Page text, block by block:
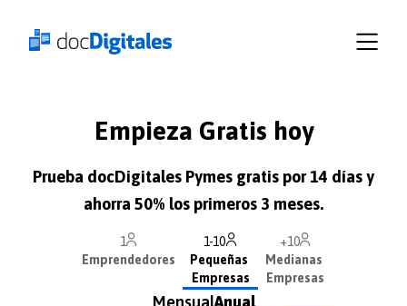
Funcionalidades
Empieza Gratis hoy
Prueba docDigitales Pymes gratis por 14 días y
ahorra 50% los primeros 3 meses.
1
Emprendedores
1-10
Pequeñas
Empresas
+10
Medianas
Empresas
MensualAnual